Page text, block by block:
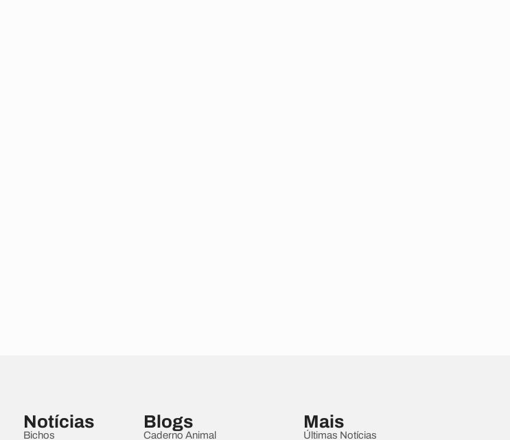
Notícias
Bichos
Blogs
Caderno Animal
Mais
Últimas Notícias